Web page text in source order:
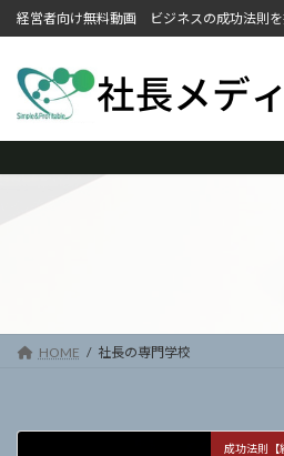
ン
へ
ス
ビ
ョ
ン
経営者向け無料動画 ビジネスの成功法則を
HOME 社長の専門学校
成功法則【